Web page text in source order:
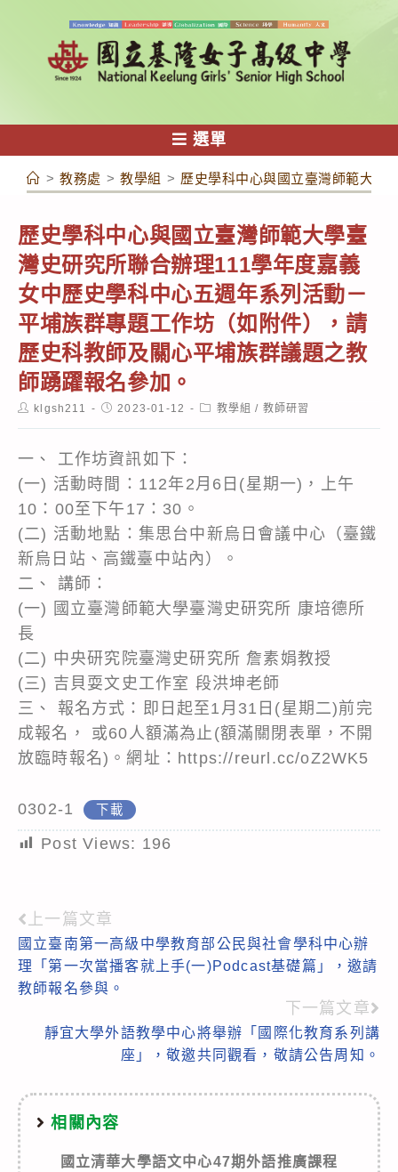
容
選單
> 教務處 > 教學組 > 歷史學科中心與國立臺灣師範大學
歷史學科中心與國立臺灣師範大學臺
灣史研究所聯合辦理111學年度嘉義
女中歷史學科中心五週年系列活動－
平埔族群專題工作坊（如附件），請
歷史科教師及關心平埔族群議題之教
師踴躍報名參加。
Postklgsh211
Post2023-01-12
Post教學組 / 教師研習
一、 工作坊資訊如下：
(一) 活動時間：112年2月6日(星期一)，上午
10：00至下午17：30。
(二) 活動地點：集思台中新烏日會議中心（臺鐵
新烏日站、高鐵臺中站內）。
二、 講師：
(一) 國立臺灣師範大學臺灣史研究所 康培德所
長
(二) 中央研究院臺灣史研究所 詹素娟教授
(三) 吉貝耍文史工作室 段洪坤老師
三、 報名方式：即日起至1月31日(星期二)前完
成報名， 或60人額滿為止(額滿關閉表單，不開
放臨時報名)。網址：https://reurl.cc/oZ2WK5
0302-1 下載
Post Views: 196
Read
more
articles
上一篇文章
國立臺南第一高級中學教育部公民與社會學科中心辦
理「第一次當播客就上手(一)Podcast基礎篇」，邀請
教師報名參與。
下一篇文章
靜宜大學外語教學中心將舉辦「國際化教育系列講
座」，敬邀共同觀看，敬請公告周知。
相關內容
國立清華大學語文中心47期外語推廣課程